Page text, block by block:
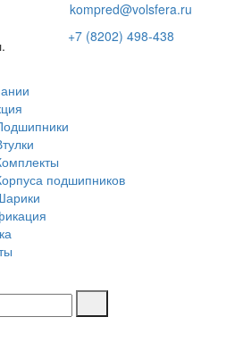
kompred@volsfera.ru
+7 (8202) 498-438
подшипников